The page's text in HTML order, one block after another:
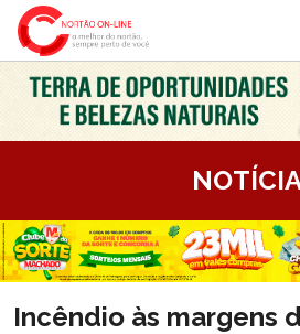
Incêndio às margens